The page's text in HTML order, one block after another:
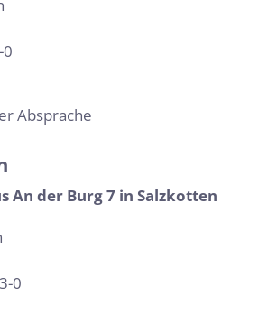
Absprache
An der Burg 7 in Salzkotten
0